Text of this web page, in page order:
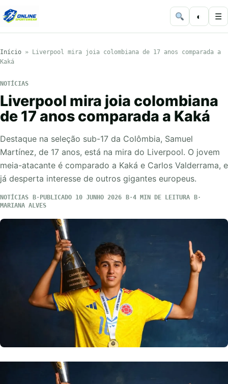
◐ ☰
Início »
Liverpool mira joia colombiana de 17 anos comparada a
Kaká
NOTÍCIAS
Liverpool mira joia colombiana
de 17 anos comparada a Kaká
Destaque na seleção sub-17 da Colômbia, Samuel
Martínez, de 17 anos, está na mira do Liverpool. O jovem
meia-atacante é comparado a Kaká e Carlos Valderrama, e
já desperta interesse de outros gigantes europeus.
NOTÍCIAS PUBLICADO 10 JUNHO 2026
4 MIN DE LEITURA
MARIANA ALVES